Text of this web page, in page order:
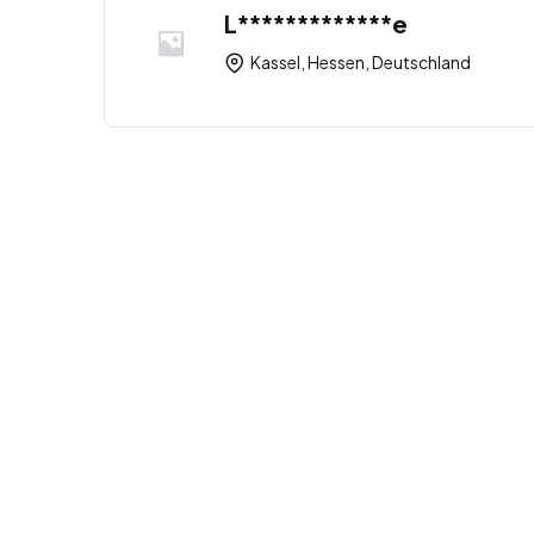
L*************e
Kassel, Hessen, Deutschland